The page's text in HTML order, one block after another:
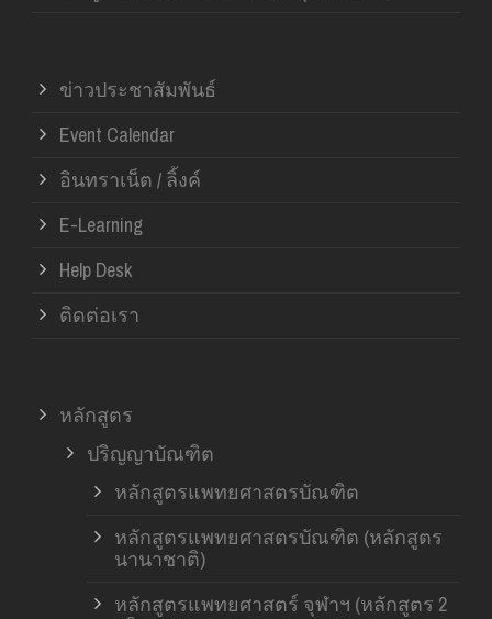
ข่าวประชาสัมพันธ์
Event Calendar
อินทราเน็ต / ลิ้งค์
E-Learning
Help Desk
ติดต่อเรา
หลักสูตร
ปริญญาบัณฑิต
หลักสูตรแพทยศาสตรบัณฑิต
หลักสูตรแพทยศาสตรบัณฑิต (หลักสูตร
นานาชาติ)
หลักสูตรแพทยศาสตร์ จุฬาฯ (หลักสูตร 2